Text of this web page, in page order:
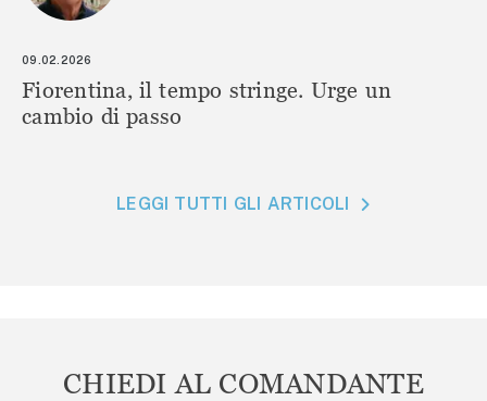
09.02.2026
Fiorentina, il tempo stringe. Urge un
cambio di passo
LEGGI TUTTI GLI ARTICOLI
CHIEDI AL COMANDANTE